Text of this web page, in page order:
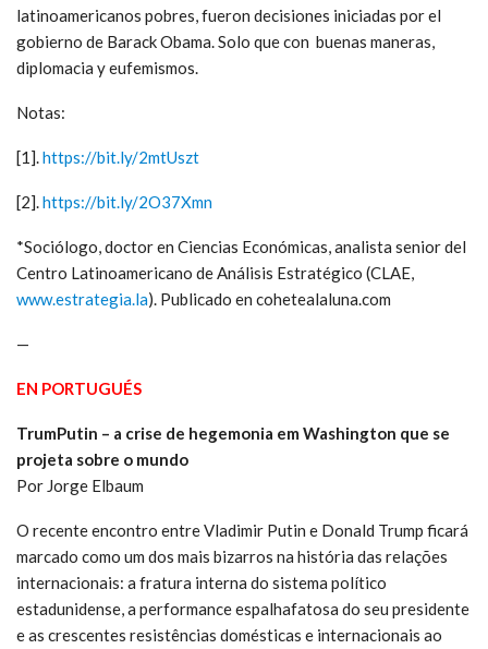
latinoamericanos pobres, fueron decisiones iniciadas por el
gobierno de Barack Obama. Solo que con buenas maneras,
diplomacia y eufemismos.
Notas:
[1].https://bit.ly/2mtUszt
[2].https://bit.ly/2O37Xmn
*Sociólogo, doctor en Ciencias Económicas, analista senior del
Centro Latinoamericano de Análisis Estratégico (CLAE,
www.estrategia.la). Publicado en cohetealaluna.com
—
EN PORTUGUÉS
TrumPutin – a crise de hegemonia em Washington que se
projeta sobre o mundo
Por Jorge Elbaum
O recente encontro entre Vladimir Putin e Donald Trump ficará
marcado como um dos mais bizarros na história das relações
internacionais: a fratura interna do sistema político
estadunidense, a performance espalhafatosa do seu presidente
e as crescentes resistências domésticas e internacionais ao